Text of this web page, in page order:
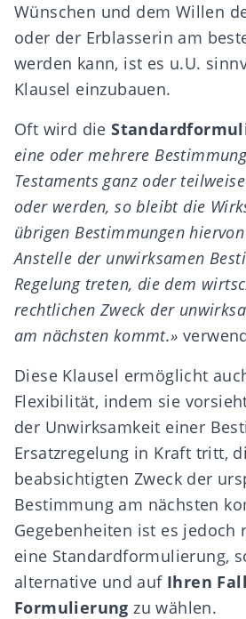
Wünschen und dem Willen
oder der Erblasserin am
werden kann, ist es u.U.
Klausel einzubauen.
Oft wird die
eine oder mehrere
Testaments ganz oder
oder werden, so bleibt die
übrigen Bestimmungen
Anstelle der unwirksamen
Regelung treten, die dem
rechtlichen Zweck der
am nächsten kommt.»
Diese Klausel ermöglicht
Flexibilität, indem sie
der Unwirksamkeit einer
Ersatzregelung in Kraft tritt,
beabsichtigten Zweck der
Bestimmung am nächsten
Gegebenheiten ist es jedoch
eine Standardformulierung,
alternative und auf Ihren
Formulierung zu wählen.